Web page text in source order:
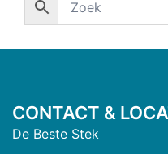
CONTACT &
De Beste Stek